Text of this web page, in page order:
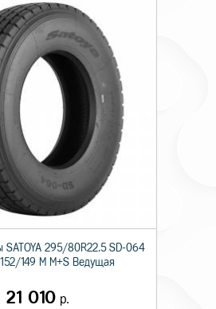
SATOYA 295/80R22.5 SD-064
152/149 M M+S Ведущая
21 010р.